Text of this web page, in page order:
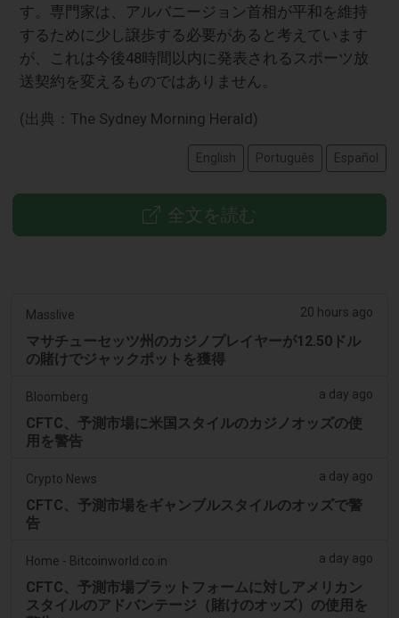
す。専門家は、アルバニージョン首相が平和を維持
するために少し譲歩する必要があると考えています
が、これは今後48時間以内に発表されるスポーツ放
送契約を変えるものではありません。
(出典：The Sydney Morning Herald)
English Português Español
全文を読む
Masslive 20 hours ago
マサチューセッツ州のカジノプレイヤーが12.50ドル
の賭けでジャックポットを獲得
Bloomberg a day ago
CFTC、予測市場に米国スタイルのカジノオッズの使
用を警告
Crypto News a day ago
CFTC、予測市場をギャンブルスタイルのオッズで警
告
Home - Bitcoinworld.co.in a day ago
CFTC、予測市場プラットフォームに対しアメリカン
スタイルのアドバンテージ（賭けのオッズ）の使用を